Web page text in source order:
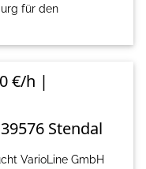
für den
€/h |
Stendal
VarioLine GmbH